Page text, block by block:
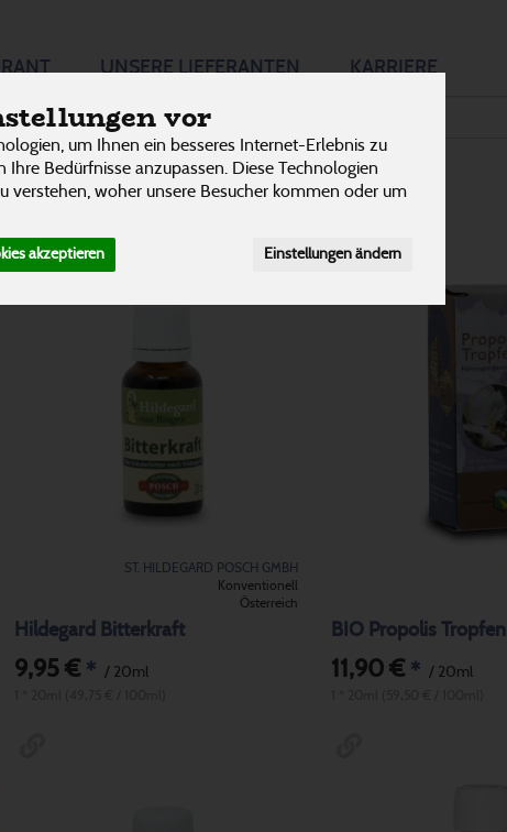
vor
um Ihnen ein besseres Internet-Erlebnis zu
Bedürfnisse anzupassen. Diese Technologien
verstehen, woher unsere Besucher kommen oder um
akzeptieren Einstellungen ändern
UNSERE LIEFERANTEN KARRIERE
ST. HILDEGARD POSCH GMBH
Konventionell
Österreich
Hildegard Bitterkraft
9,95 €* / 20ml
BIO Propolis Tropfen
11,90 € * / 20ml